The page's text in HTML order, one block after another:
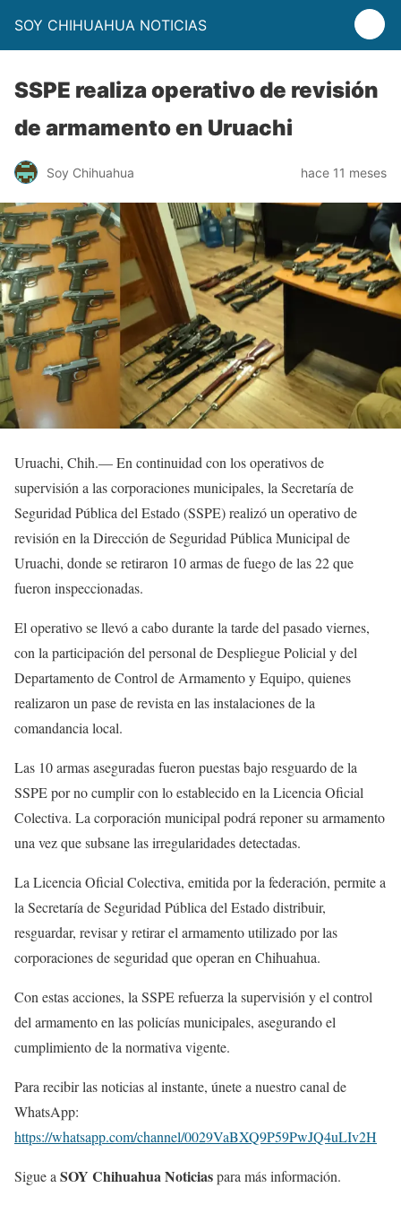
SOY CHIHUAHUA NOTICIAS
SSPE realiza operativo de revisión
de armamento en Uruachi
Soy Chihuahua hace 11 meses
Uruachi, Chih.— En continuidad con los operativos de
supervisión a las corporaciones municipales, la Secretaría de
Seguridad Pública del Estado (SSPE) realizó un operativo de
revisión en la Dirección de Seguridad Pública Municipal de
Uruachi, donde se retiraron 10 armas de fuego de las 22 que
fueron inspeccionadas.
El operativo se llevó a cabo durante la tarde del pasado viernes,
con la participación del personal de Despliegue Policial y del
Departamento de Control de Armamento y Equipo, quienes
realizaron un pase de revista en las instalaciones de la
comandancia local.
Las 10 armas aseguradas fueron puestas bajo resguardo de la
SSPE por no cumplir con lo establecido en la Licencia Oficial
Colectiva. La corporación municipal podrá reponer su armamento
una vez que subsane las irregularidades detectadas.
La Licencia Oficial Colectiva, emitida por la federación, permite a
la Secretaría de Seguridad Pública del Estado distribuir,
resguardar, revisar y retirar el armamento utilizado por las
corporaciones de seguridad que operan en Chihuahua.
Con estas acciones, la SSPE refuerza la supervisión y el control
del armamento en las policías municipales, asegurando el
cumplimiento de la normativa vigente.
Para recibir las noticias al instante, únete a nuestro canal de
WhatsApp:
https://whatsapp.com/channel/0029VaBXQ9P59PwJQ4uLIv2H
Sigue aSOY Chihuahua Noticiaspara más información.